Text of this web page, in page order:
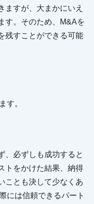
ますが、大まかにいえ
す。そのため、M&Aを
残すことができる可能
す。
、必ずしも成功すると
トをかけた結果、納得
ことも決して少なくあ
には信頼できるパート